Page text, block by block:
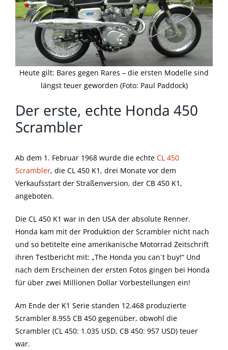
Heute gilt: Bares gegen Rares – die ersten Modelle sind
längst teuer geworden (Foto: Paul Paddock)
Der erste, echte Honda 450
Scrambler
Ab dem 1. Februar 1968 wurde die echte CL 450
Scrambler, die CL 450 K1, drei Monate vor dem
Verkaufsstart der Straßenversion, der CB 450 K1,
angeboten.
Die CL 450 K1 war in den USA der absolute Renner.
Honda kam mit der Produktion der Scrambler nicht nach
und so betitelte eine amerikanische Motorrad Zeitschrift
ihren Testbericht mit: „The Honda you can´t buy!“ Und
nach dem Erscheinen der ersten Fotos gingen bei Honda
für über zwei Millionen Dollar Vorbestellungen ein!
Am Ende der K1 Serie standen 12.468 produzierte
Scrambler 8.955 CB 450 gegenüber, obwohl die
Scrambler (CL 450: 1.035 USD, CB 450: 957 USD) teuer
war.